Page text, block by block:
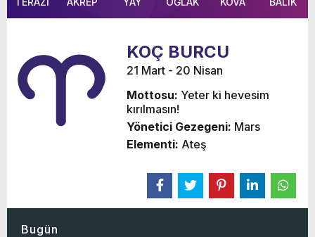
KOÇ BURCU
21 Mart - 20 Nisan
Mottosu: Yeter ki hevesim
kırılmasın!
Yönetici Gezegeni: Mars
Elementi: Ateş
Bugün